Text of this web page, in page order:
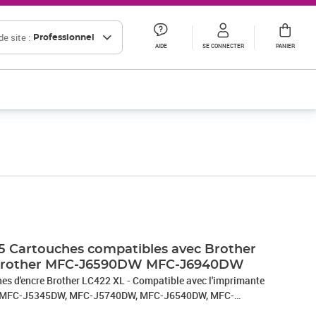
site : Professionnel
AIDE SE CONNECTER PANIER
Cartouches compatibles avec Brother
MFC-J6590DW MFC-J6940DW
d'encre Brother LC422 XL - Compatible avec l'imprimante
J5345DW, MFC-J5740DW, MFC-J6540DW, MFC-
2 Noires (3000 pages) + 1 Cyan (1 500 pages) + 1